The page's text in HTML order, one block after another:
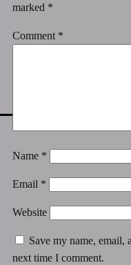
marked *
Comment *
Name *
Email *
Website
Save my name, email,
next time I comment.